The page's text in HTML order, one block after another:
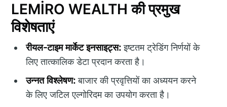
LEMİRO WEALTH की प्रमुख
विशेषताएं
रीयल-टाइम मार्केट इनसाइट्स:इष्टतम ट्रेडिंग निर्णयों के
लिए तात्कालिक डेटा प्रदान करता है।
उन्नत विश्लेषण:बाजार की प्रवृत्तियों का अध्ययन करने
के लिए जटिल एल्गोरिदम का उपयोग करता है।